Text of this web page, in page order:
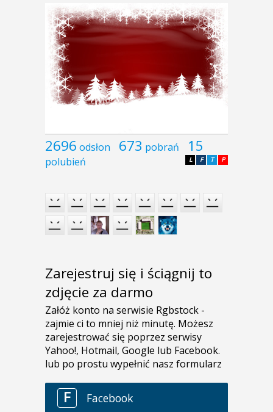
2696 odsłon 673 pobrań 15
polubień P
T
F
L
Zarejestruj się i ściągnij to
zdjęcie za darmo